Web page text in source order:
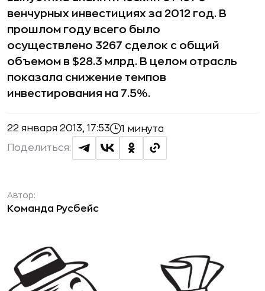
венчурных инвестициях за 2012 год. В
прошлом году всего было
осуществлено 3267 сделок с общий
объемом в $28.3 млрд. В целом отрасль
показала снижение темпов
инвестирования на 7.5%.
22 января 2013, 17:53 1 минута
Поделиться:
Автор:
Команда Русбейс